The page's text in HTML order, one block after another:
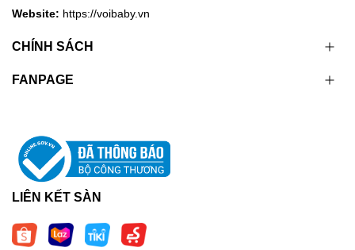
Website: https://voibaby.vn
CHÍNH SÁCH
FANPAGE
LIÊN KẾT SÀN